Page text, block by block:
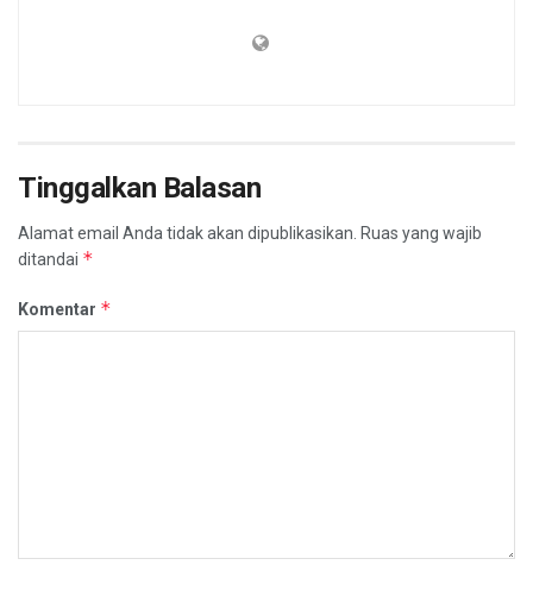
Tinggalkan Balasan
Alamat email Anda tidak akan dipublikasikan. Ruas yang wajib
ditandai *
Komentar *